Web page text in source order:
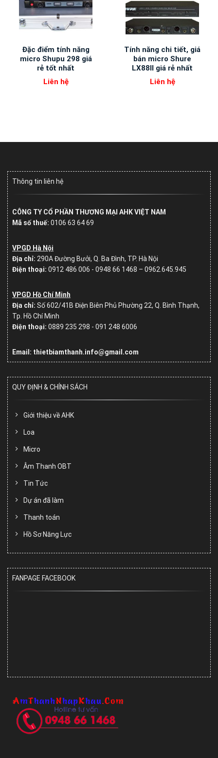
Đặc điểm tính năng
micro Shupu 298 giá
rẻ tốt nhất
Liên hệ
Tính năng chi tiết, giá
bán micro Shure
LX88II giá rẻ nhất
Liên hệ
Thông tin liên hệ
CÔNG TY CỔ PHẦN THƯƠNG MẠI AHK VIỆT NAM
Mã số thuế: 0106 63 64 69
VPGD Hà Nội
Địa chỉ: 290A Đường Bưởi, Q. Ba Đình, TP. Hà Nội
Điện thoại: 0912 486 006 - 0948 66 1468 – 0962.645.945
VPGD Hồ Chí Minh
Địa chỉ: Số602/41B Điện Biên Phủ Phường 22, Q. Bình Thạnh,
Tp. Hồ Chí Minh
Điện thoại: 0889 235 298 - 091 248 6006
Email: thietbiamthanh.info@gmail.com
QUY ĐỊNH & CHÍNH SÁCH
Giới thiệu về AHK
Loa
Micro
Âm Thanh OBT
Tin Tức
Dự án đã làm
Thanh toán
Hồ Sơ Năng Lực
FANPAGE FACEBOOK